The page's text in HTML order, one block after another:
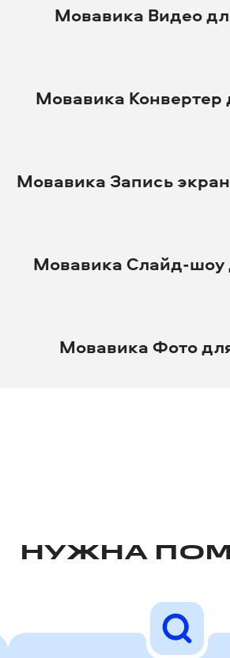
Мовавика Видео
Мовавика Конвертер
Мовавика Запись
Мовавика Слайд-шоу
Мовавика Фото
НУЖНА